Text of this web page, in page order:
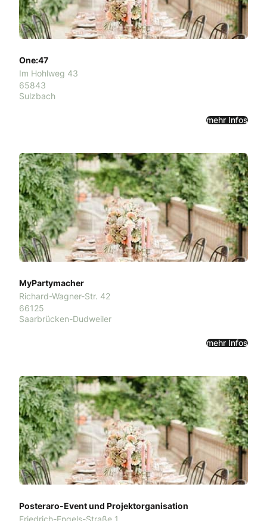
One:47
Im Hohlweg 43
65843
Sulzbach
mehr Infos
MyPartymacher
Richard-Wagner-Str. 42
66125
Saarbrücken-Dudweiler
mehr Infos
Posteraro-Event und Projektorganisation